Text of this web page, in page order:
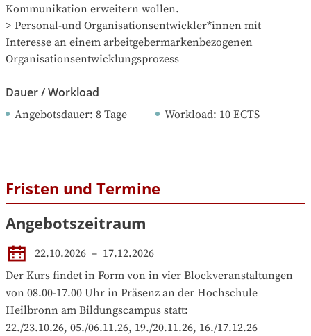
Kommunikation erweitern wollen.
> Personal-und Organisationsentwickler*innen mit
Interesse an einem arbeitgebermarkenbezogenen
Organisationsentwicklungsprozess
Dauer / Workload
Angebotsdauer: 8 Tage Workload: 10 ECTS
Fristen und Termine
Angebotszeitraum
22.10.2026 – 17.12.2026
Der Kurs findet in Form von in vier Blockveranstaltungen
von 08.00-17.00 Uhr in Präsenz an der Hochschule
Heilbronn am Bildungscampus statt:
22./23.10.26, 05./06.11.26, 19./20.11.26, 16./17.12.26